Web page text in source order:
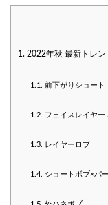
1. 2022年秋 最新トレン
1.1. 前下がりショート
1.2. フェイスレイヤー
1.3. レイヤーロブ
1.4. ショートボブ×パ